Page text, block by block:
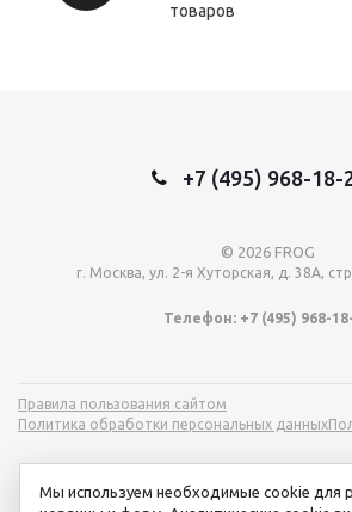
товаров
+7 (495) 968-18-
© 2026 FROG
г. Москва, ул. 2-я Хуторская, д. 38А,
Телефон: +7 (495) 968-
Правила пользования сайтом
Политика обработки персональных данных
Мы используем необходимые cookie для